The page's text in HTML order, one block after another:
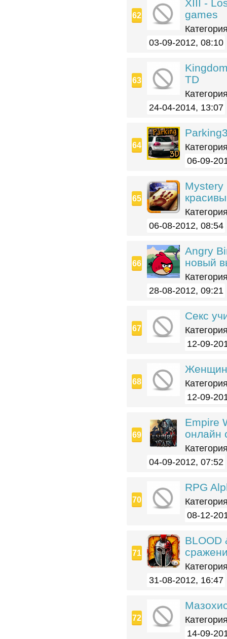
XIII -
games
03-09-2012, 08:10
TD
24-04-2014, 13:07
06-09-
Mystery
06-08-2012, 08:54
Angry
новый
28-08-2012, 09:21
Секс
12-09-
12-09-
Empire
онлайн
04-09-2012, 07:52
RPG
08-12-
BLOOD
31-08-2012, 16:47
14-09-